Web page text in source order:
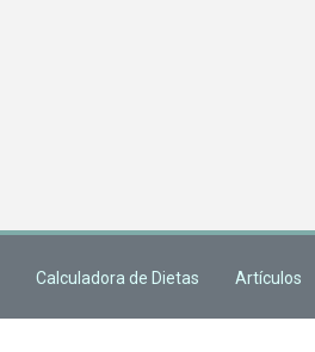
Calculadora de Dietas Artículos